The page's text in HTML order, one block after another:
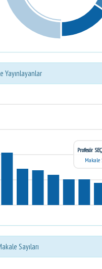
Yayınlayanlar
Profesör
Makale
Sayıları